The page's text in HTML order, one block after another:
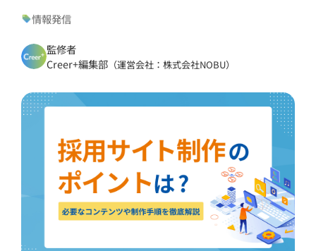
情報発信
監修者
Creer+編集部（運営会社：株式会社NOBU）